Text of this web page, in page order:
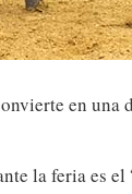
en una
la feria es